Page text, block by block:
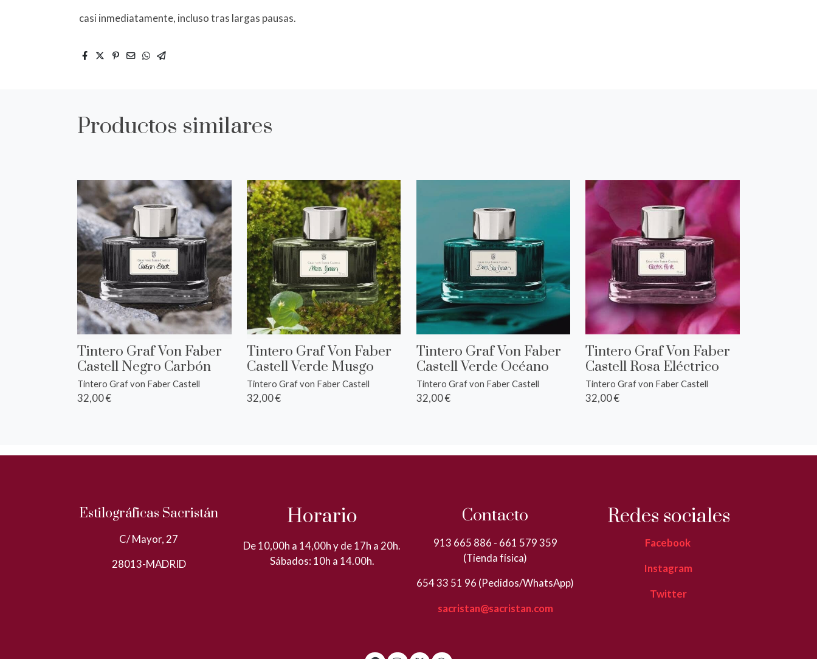
casi inmediatamente, incluso tras largas pausas.
Productos similares
Tintero Graf Von Faber
Castell Negro Carbón
Tintero Graf von Faber Castell
32,00 €
Tintero Graf Von Faber
Castell Verde Musgo
Tintero Graf von Faber Castell
32,00 €
Tintero Graf Von Faber
Castell Verde Océano
Tintero Graf von Faber Castell
32,00 €
Tintero Graf Von Faber
Castell Rosa Eléctrico
Tintero Graf von Faber Castell
32,00 €
Estilográficas Sacristán
C/ Mayor, 27
28013-MADRID
Horario
De 10,00h a 14,00h y de 17h a 20h.
Sábados: 10h a 14.00h.
Contacto
913 665 886 - 661 579 359
(Tienda física)
654 33 51 96 (Pedidos/WhatsApp)
sacristan@sacristan.com
Redes sociales
Facebook
Instagram
Twitter